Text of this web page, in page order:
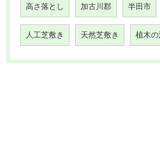
高さ落とし 加古川郡 半田市
人工芝敷き 天然芝敷き 植木の